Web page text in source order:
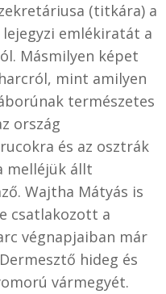
(titkára) a
emlékiratát a
Másmilyen képet
mint amilyen
természetes
ország
és az osztrák
melléjük állt
Wajtha Mátyás is
csatlakozott a
végnapjaiban már
hideg és
vármegyét.